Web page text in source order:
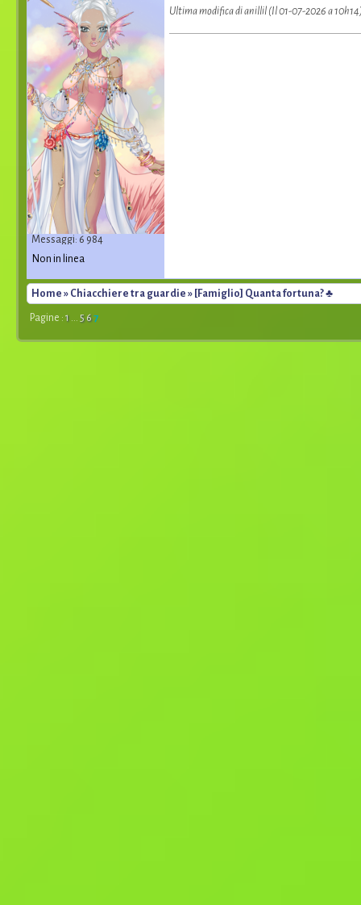
Messaggi: 6 984
Ultima modifica di anillil (Il 01-07-2026 a
Non in linea
Home » Chiacchiere tra guardie » [Famiglio] Quanta fortuna? ♣
Pagine : 1 ... 5 67